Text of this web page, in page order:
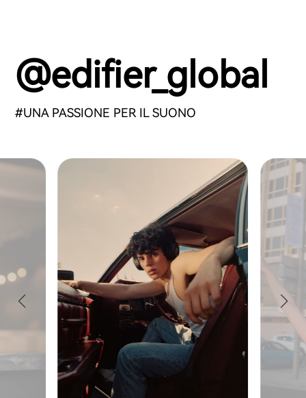
#UNA PASSIONE PER IL SUONO
@edifier_global